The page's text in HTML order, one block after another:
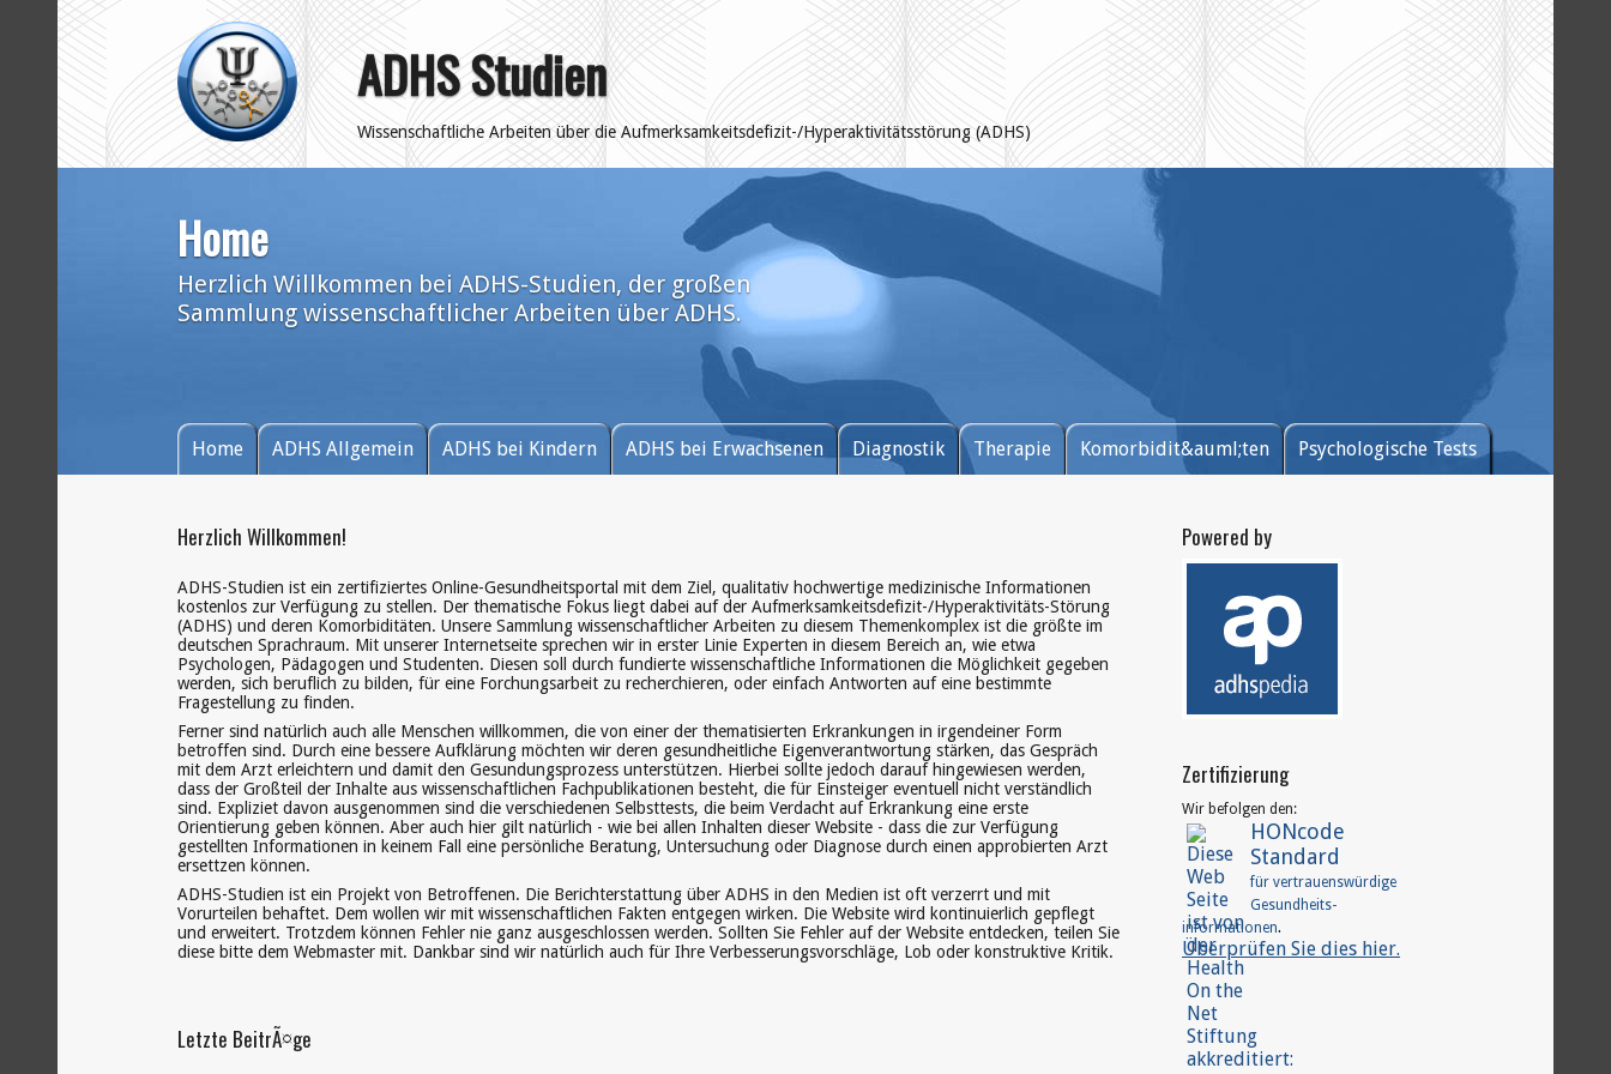
ADHS Studien
Wissenschaftliche Arbeiten über die Aufmerksamkeitsdefizit-/Hyperaktivitätsstörung (ADHS)
Home
Herzlich Willkommen bei ADHS-Studien, der großen
Sammlung wissenschaftlicher Arbeiten über ADHS.
Home ADHS Allgemein ADHS bei Kindern ADHS bei Erwachsenen Diagnostik Therapie Komorbidit&auml;ten Psychologische Tests
Herzlich Willkommen!
ADHS-Studien ist ein zertifiziertes Online-Gesundheitsportal mit dem Ziel, qualitativ hochwertige medizinische Informationen
kostenlos zur Verfügung zu stellen. Der thematische Fokus liegt dabei auf der Aufmerksamkeitsdefizit-/Hyperaktivitäts-Störung
(ADHS) und deren Komorbiditäten. Unsere Sammlung wissenschaftlicher Arbeiten zu diesem Themenkomplex ist die größte im
deutschen Sprachraum. Mit unserer Internetseite sprechen wir in erster Linie Experten in diesem Bereich an, wie etwa
Psychologen, Pädagogen und Studenten. Diesen soll durch fundierte wissenschaftliche Informationen die Möglichkeit gegeben
werden, sich beruflich zu bilden, für eine Forchungsarbeit zu recherchieren, oder einfach Antworten auf eine bestimmte
Fragestellung zu finden.
Ferner sind natürlich auch alle Menschen willkommen, die von einer der thematisierten Erkrankungen in irgendeiner Form
betroffen sind. Durch eine bessere Aufklärung möchten wir deren gesundheitliche Eigenverantwortung stärken, das Gespräch
mit dem Arzt erleichtern und damit den Gesundungsprozess unterstützen. Hierbei sollte jedoch darauf hingewiesen werden,
dass der Großteil der Inhalte aus wissenschaftlichen Fachpublikationen besteht, die für Einsteiger eventuell nicht verständlich
sind. Expliziet davon ausgenommen sind die verschiedenen Selbsttests, die beim Verdacht auf Erkrankung eine erste
Orientierung geben können. Aber auch hier gilt natürlich - wie bei allen Inhalten dieser Website - dass die zur Verfügung
gestellten Informationen in keinem Fall eine persönliche Beratung, Untersuchung oder Diagnose durch einen approbierten Arzt
ersettzen können.
ADHS-Studien ist ein Projekt von Betroffenen. Die Berichterstattung über ADHS in den Medien ist oft verzerrt und mit
Vorurteilen behaftet. Dem wollen wir mit wissenschaftlichen Fakten entgegen wirken. Die Website wird kontinuierlich gepflegt
und erweitert. Trotzdem können Fehler nie ganz ausgeschlossen werden. Sollten Sie Fehler auf der Website entdecken, teilen Sie
diese bitte dem Webmaster mit. Dankbar sind wir natürlich auch für Ihre Verbesserungsvorschläge, Lob oder konstruktive Kritik.
Letzte BeitrÃ¤ge
Powered by
Zertifizierung
Wir befolgen den:
HONcode
Standard
für vertrauenswürdige
Gesundheits-
informationen.
Überprüfen Sie dies hier.